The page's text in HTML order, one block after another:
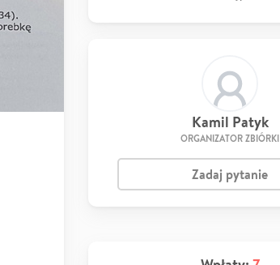
Kamil Patyk
ORGANIZATOR ZBIÓRKI
Zadaj pytanie